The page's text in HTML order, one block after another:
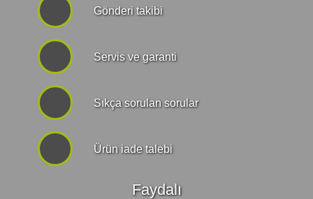
Gönderi takibi
Servis ve garanti
Sıkça sorulan sorular
Ürün iade talebi
Faydalı